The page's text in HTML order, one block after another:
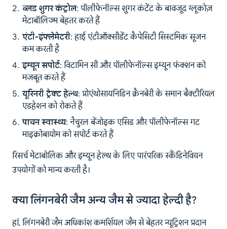
ब्लड शुगर कंट्रोल: पॉलीफेनॉल्स शुगर कंटेंट के बावजूद ग्लूकोज़
मेटाबॉलिज्म बेहतर करते हैं
एंटी-इंफ्लेमेटरी: हाई एंटीऑक्सीडेंट कैपेसिटी सिस्टमिक सूजन
कम करती है
इम्यून सपोर्ट: विटामिन सी और पॉलीफेनॉल्स इम्यून फंक्शन को
मजबूत करते हैं
यूरिनरी ट्रैक्ट हेल्थ: प्रोएंथोसायनिडिन क्रैनबेरी के समान बैक्टीरियल
एडहेशन को रोकते हैं
पाचन स्वास्थ्य: नैचुरल बेंजोइक एसिड और पॉलीफेनॉल्स गट
माइक्रोबायोम को सपोर्ट करते हैं
रिसर्च मेटाबोलिक और इम्यून हेल्थ के लिए पारंपरिक स्कैंडिनेवियन
उपयोगों को मान्य करती है।
क्या लिंगनबेरी जैम अन्य जैम से ज्यादा हेल्दी है?
हां, लिंगनबेरी जैम अधिकांश कमर्शियल जैम से बेहतर न्यूट्रिशन प्रदान